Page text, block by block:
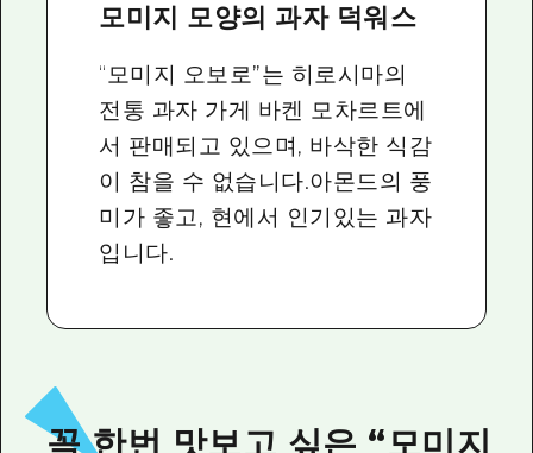
모미지 모양의 과자 덕워스
“모미지 오보로”는 히로시마의
전통 과자 가게 바켄 모차르트에
서 판매되고 있으며, 바삭한 식감
이 참을 수 없습니다.아몬드의 풍
미가 좋고, 현에서 인기있는 과자
입니다.
꼭 한번 맛보고 싶은 “모미지